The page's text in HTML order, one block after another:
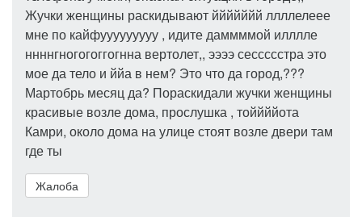
Жучки женщины раскидывают ййййййй ллллелеее
мне по кайфууууууууу , идите даммммой илллле
ннннгногогоггогнна вертолет,, ээээ сессссстра это
мое да тело и ййа в нем? Это что да город,???
Мартобрь месяц да? Пораскидали жучки женщины
красивые возле дома, прослушка , тоййййота
Камри, около дома на улице стоят возле двери там
где ты
Жалоба